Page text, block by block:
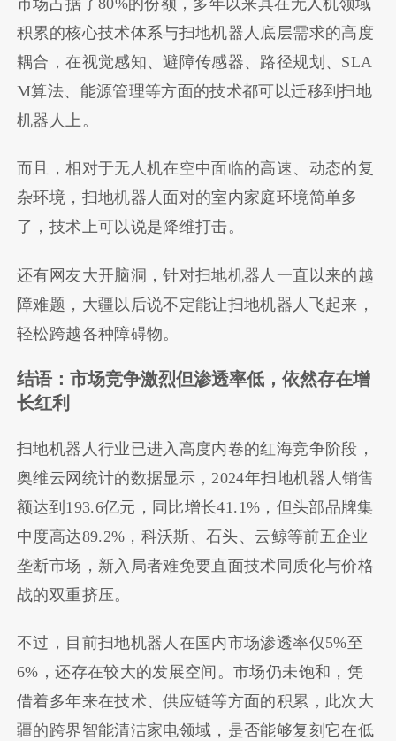
积累的核心技术体系与扫地机器人底层需求的高度
耦合，在视觉感知、避障传感器、路径规划、SLA
M算法、能源管理等方面的技术都可以迁移到扫地
机器人上。
而且，相对于无人机在空中面临的高速、动态的复
杂环境，扫地机器人面对的室内家庭环境简单多
了，技术上可以说是降维打击。
还有网友大开脑洞，针对扫地机器人一直以来的越
障难题，大疆以后说不定能让扫地机器人飞起来，
轻松跨越各种障碍物。
结语：市场竞争激烈但渗透率低，依然存在增
长红利
扫地机器人行业已进入高度内卷的红海竞争阶段，
奥维云网统计的数据显示，2024年扫地机器人销售
额达到193.6亿元，同比增长41.1%，但头部品牌集
中度高达89.2%，科沃斯、石头、云鲸等前五企业
垄断市场，新入局者难免要直面技术同质化与价格
战的双重挤压。
不过，目前扫地机器人在国内市场渗透率仅5%至
6%，还存在较大的发展空间。市场仍未饱和，凭
借着多年来在技术、供应链等方面的积累，此次大
疆的跨界智能清洁家电领域，是否能够复刻它在低